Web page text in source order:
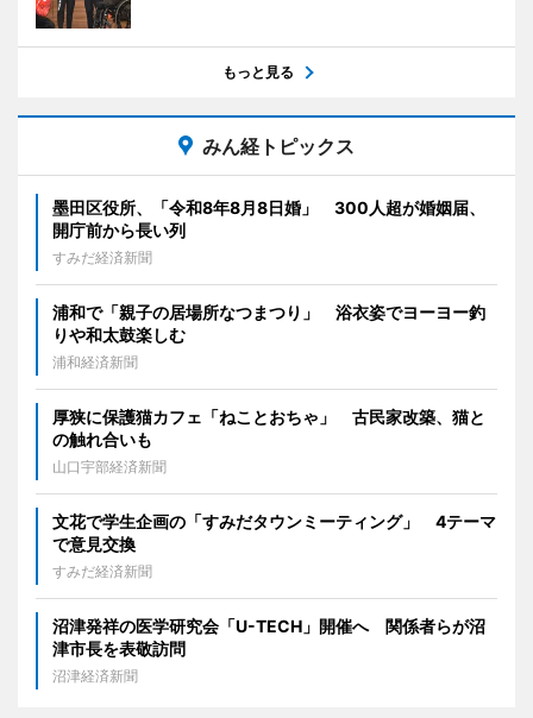
もっと見る
みん経トピックス
墨田区役所、「令和8年8月8日婚」 300人超が婚姻届、
開庁前から長い列
すみだ経済新聞
浦和で「親子の居場所なつまつり」 浴衣姿でヨーヨー釣
りや和太鼓楽しむ
浦和経済新聞
厚狭に保護猫カフェ「ねことおちゃ」 古民家改築、猫と
の触れ合いも
山口宇部経済新聞
文花で学生企画の「すみだタウンミーティング」 4テーマ
で意見交換
すみだ経済新聞
沼津発祥の医学研究会「U-TECH」開催へ 関係者らが沼
津市長を表敬訪問
沼津経済新聞